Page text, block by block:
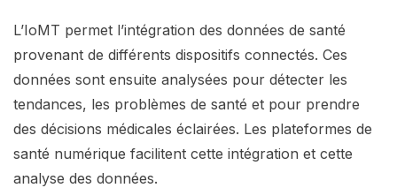
L’IoMT permet l’intégration des données de santé
provenant de différents dispositifs connectés. Ces
données sont ensuite analysées pour détecter les
tendances, les problèmes de santé et pour prendre
des décisions médicales éclairées. Les plateformes de
santé numérique facilitent cette intégration et cette
analyse des données.